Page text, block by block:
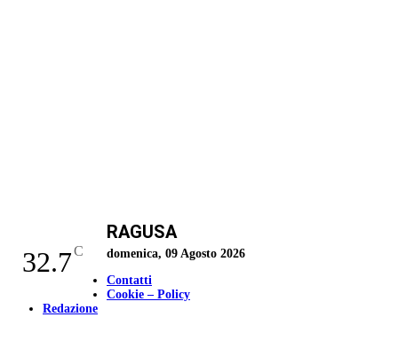
32.7C
RAGUSA
domenica, 09 Agosto 2026
Contatti
Cookie – Policy
Redazione